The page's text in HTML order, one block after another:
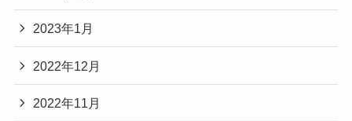
2023年1月
2022年12月
2022年11月